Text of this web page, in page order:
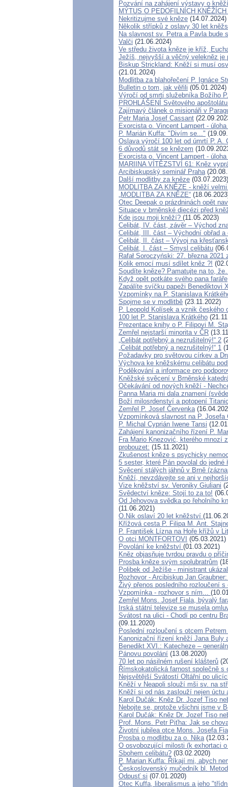
Pozvání na zahájení výstavy o
MÝTUS O PEDOFILNÍCH
Nekritizujme své kněze (14.07.2024)
Několik střípků z oslavy 30 let
Na slavnost sv. Petra a Pavla bude
Valči (21.06.2024)
Ve středu života kněze je kříž,
Ježíš, nejvyšší a věčný velekněz je
Biskup Strickland: Kněží si musí
(21.01.2024)
Modlitba za blahořečení P. Ignáce
Bulletin o tom, jak věřili (05.01.2024)
Výročí od smrti služebníka Božího
PROHLÁŠENÍ Světového
Zajímavý článek o misionáři v
Petr Maria Josef Cassant
Exorcista o. Vincent Lampert -
P. Marián Kuffa: "Divím se..."
Oslava výročí 100 let od úmrtí P. A.
6 důvodů stát se knězem
Exorcista o. Vincent Lampert -
MARIINA VÍTĚZSTVÍ 61: Kněz
Arcibiskupský seminář Praha
Další modlitby za kněze (03.07.2023)
MODLITBA ZA KNĚZE - kněží
„MODLITBA ZA KNĚZE“
Otec Deepak o prázdninách opět
Situace v brněnské diecézi před
Kde jsou moji kněží? (11.05.2023)
Celibát, IV. část, závěr – Východ
Celibát, III. část – Východní obřad a
Celibát, II. část – Vývoj na
Celibát, I. část – Smysl celibátu
Rafał Soroczyński: 27. března
Kolik emocí musí sdílet kněz ?!
Soudíte kněze? Pamatujte na to,
Když opět potkáte svého pana
Zapálíte svíčku papeži Benediktovi
Vzpomínky na P. Stanislava
Spojme se v modlitbě (23.11.2022)
P. Leopold Kolísek a vznik českého
100 let P. Stanislava Krátkého
Prezentace knihy o P. Filipovi M.
Zemřel nejstarší minorita v ČR
„Celibát potřebný a nezrušitelný!“ 2
„Celibát potřebný a nezrušitelný!“ 1
Požadavky pro světovou církev a
Výchova ke kněžskému celibátu
Poděkování a informace pro
Kněžské svěcení v Brněnské
Očekávání od nových kněží -
Panna Maria mi dala znamení
Boží milosrdenství a potopení
Zemřel P. Josef Červenka
Vzpomínková slavnost na P. Josefa
P. Michal Cyprián Iwene Tansi
Zahájení kanonizačního řízení P.
Fra Mario Knezović, kterého mnozí
probouzet: (15.11.2021)
Zkušenost kněze s psychicky
5 sester, které Pán povolal do jedné
Svěcení stálých jáhnů v Brně
Kněží, nevzdávejte se ani v
Vize kněžství sv. Veroniky Giuliani
Svědectví kněze: Stojí to za to!
Od Jehovova svědka po řeholního
(11.06.2021)
O.Nik oslaví 20 let kněžství
Křížová cesta P. Filipa M. Ant.
P. František Lízna na Hoře křížů v
O otci MONTFORTOVI (05.03.2021)
Povolání ke kněžství (01.03.2021)
Kněz objasňuje tvrdou pravdu o
Prosba kněze svým spolubratrům
Polibek od Ježíše - ministrant
Rozhovor - Arcibiskup Jan
Živý přenos posledního rozloučení
Vzpomínka - rozhovor s ním...
Zemřel Mons. Josef Fiala, bývalý
Irská státní televize se musela
Svátost na ulici - Chodí po centru
(09.11.2020)
Poslední rozloučení s otcem
Kanonizační řízení kněží Jana Buly
Benedikt XVI.: Katecheze –
Pánovu povolání (13.08.2020)
70 let po násilném rušení klášterů
Římskokatolická farnost společně
Nejsvětější Svátostí Oltářní po
Kněží v Neapoli slouží mši sv. na
Kněží si od nás zaslouží nejen
Karol Dučák: Kněz Dr. Jozef Tiso
Nebojte se, protože všichni jsme v
Karol Dučák: Kněz Dr. Jozef Tiso
Prof. Mons. Petr Piťha: Jak se
Životní jubilea otce Mons. Josefa
Prosba o modlitbu za o. Nika
O osvobozující milosti (k exhortaci o
Sbohem celibátu? (03.02.2020)
P. Marian Kuffa: Říkají mi, abych
Československý mučedník bl.
Odpusť si (07.01.2020)
Otec Kuffa, liberalismus a jeho